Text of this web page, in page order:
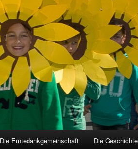
Die Erntedankgemeinschaft Die Geschichte